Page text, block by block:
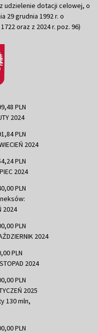
udzielenie dotacji celowej, o
29 grudnia 1992 r. o
oraz z 2024 r. poz. 96)
PLN
2024
PLN
2024
PLN
2024
PLN
2024
PLN
2024
PLN
2024
PLN
2025
130 mln,
PLN